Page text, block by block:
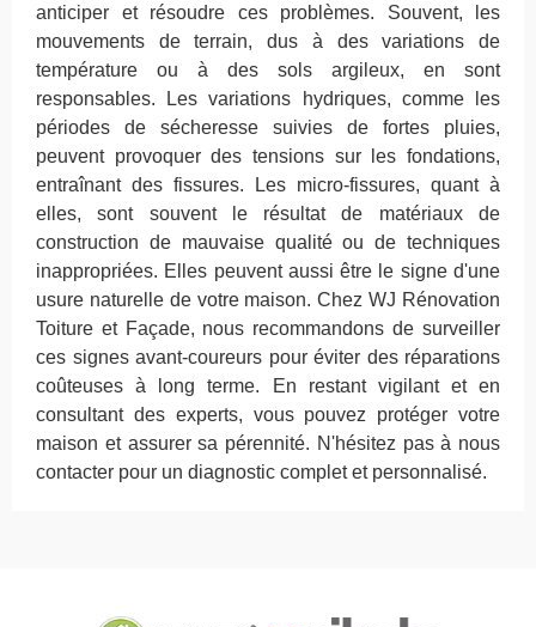
anticiper et résoudre ces problèmes. Souvent, les
mouvements de terrain, dus à des variations de
température ou à des sols argileux, en sont
responsables. Les variations hydriques, comme les
périodes de sécheresse suivies de fortes pluies,
peuvent provoquer des tensions sur les fondations,
entraînant des fissures. Les micro-fissures, quant à
elles, sont souvent le résultat de matériaux de
construction de mauvaise qualité ou de techniques
inappropriées. Elles peuvent aussi être le signe d'une
usure naturelle de votre maison. Chez WJ Rénovation
Toiture et Façade, nous recommandons de surveiller
ces signes avant-coureurs pour éviter des réparations
coûteuses à long terme. En restant vigilant et en
consultant des experts, vous pouvez protéger votre
maison et assurer sa pérennité. N'hésitez pas à nous
contacter pour un diagnostic complet et personnalisé.